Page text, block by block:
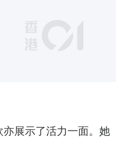
展示了活力一面。她